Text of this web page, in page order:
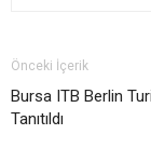
Önceki İçerik
Bursa ITB Berlin
Tanıtıldı